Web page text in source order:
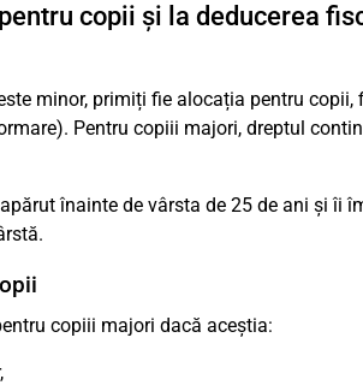
copii și la deducerea
minor, primiți fie alocația pentru
Pentru copiii majori, dreptul
înainte de vârsta de 25 de ani și îi
copiii majori dacă aceștia: